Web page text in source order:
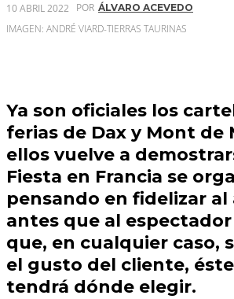
10 ABRIL 2022 POR ÁLVARO ACEVEDO
IMAGEN: ANDRÉ VIARD-TIERRAS TAURINAS
Ya son oficiales los
ferias de Dax y Mont de
ellos vuelve a
Fiesta en Francia se
pensando en fidelizar
antes que al espectador
que, en cualquier caso,
el gusto del cliente,
tendrá dónde elegir.